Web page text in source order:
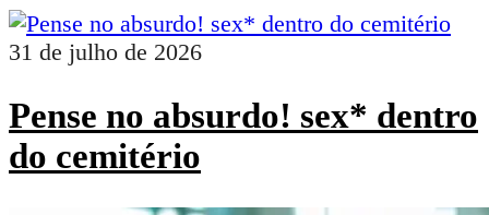
31 de julho de 2026
Pense no absurdo! sex* dentro
do cemitério